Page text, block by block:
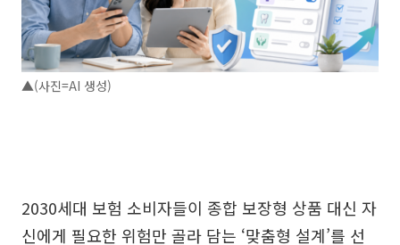
▲(사진=AI 생성)
2030세대 보험 소비자들이 종합 보장형 상품 대신 자
신에게 필요한 위험만 골라 담는 ‘맞춤형 설계’를 선